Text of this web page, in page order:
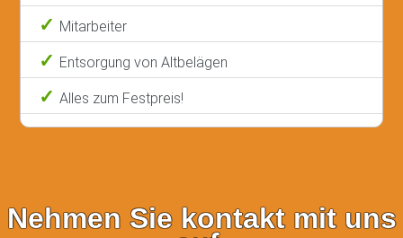
Mitarbeiter
Entsorgung von Altbelägen
Alles zum Festpreis!
Nehmen Sie kontakt mit uns